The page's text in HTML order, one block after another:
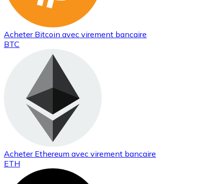
Acheter Bitcoin avec virement bancaire
BTC
Acheter Ethereum avec virement bancaire
ETH